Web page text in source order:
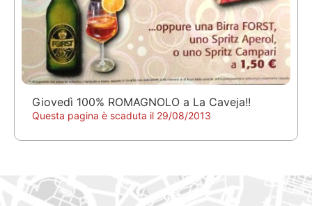
Giovedì 100% ROMAGNOLO a La Caveja!!
Questa pagina è scaduta il 29/08/2013